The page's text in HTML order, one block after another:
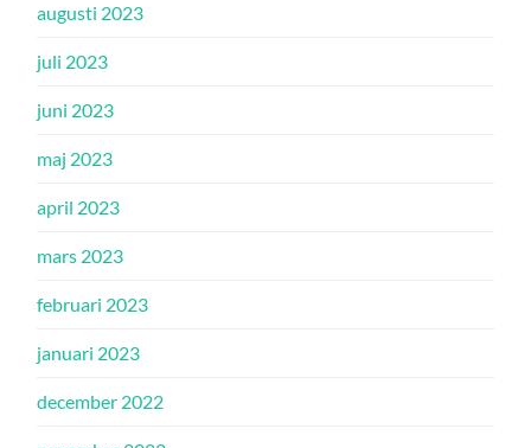
augusti 2023
juli 2023
juni 2023
maj 2023
april 2023
mars 2023
februari 2023
januari 2023
december 2022